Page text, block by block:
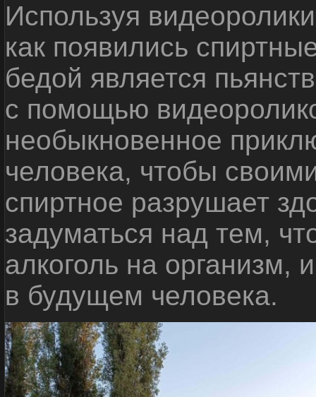
Используя
как появились
бедой является
с помощью
необыкновенное
человека, чтобы
спиртное разрушает
задуматься над тем,
алкоголь на организм,
в будущем человека.